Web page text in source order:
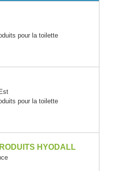
pour la toilette
pour la toilette
HYODALL